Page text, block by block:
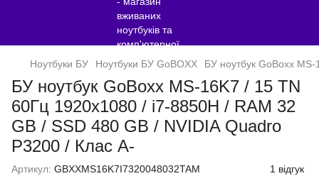
Ноутбуки БУ Ноутбуки БУ GoBOXX БУ ноутбук GoBoxx
БУ ноутбук GoBoxx MS-16K7 / 15 TN
60Гц 1920x1080 / i7-8850H / RAM 32
GB / SSD 480 GB / NVIDIA Quadro
P3200 / Клас A-
Артикул: GBXXMS16K7I7320048032TAM 1 відгук